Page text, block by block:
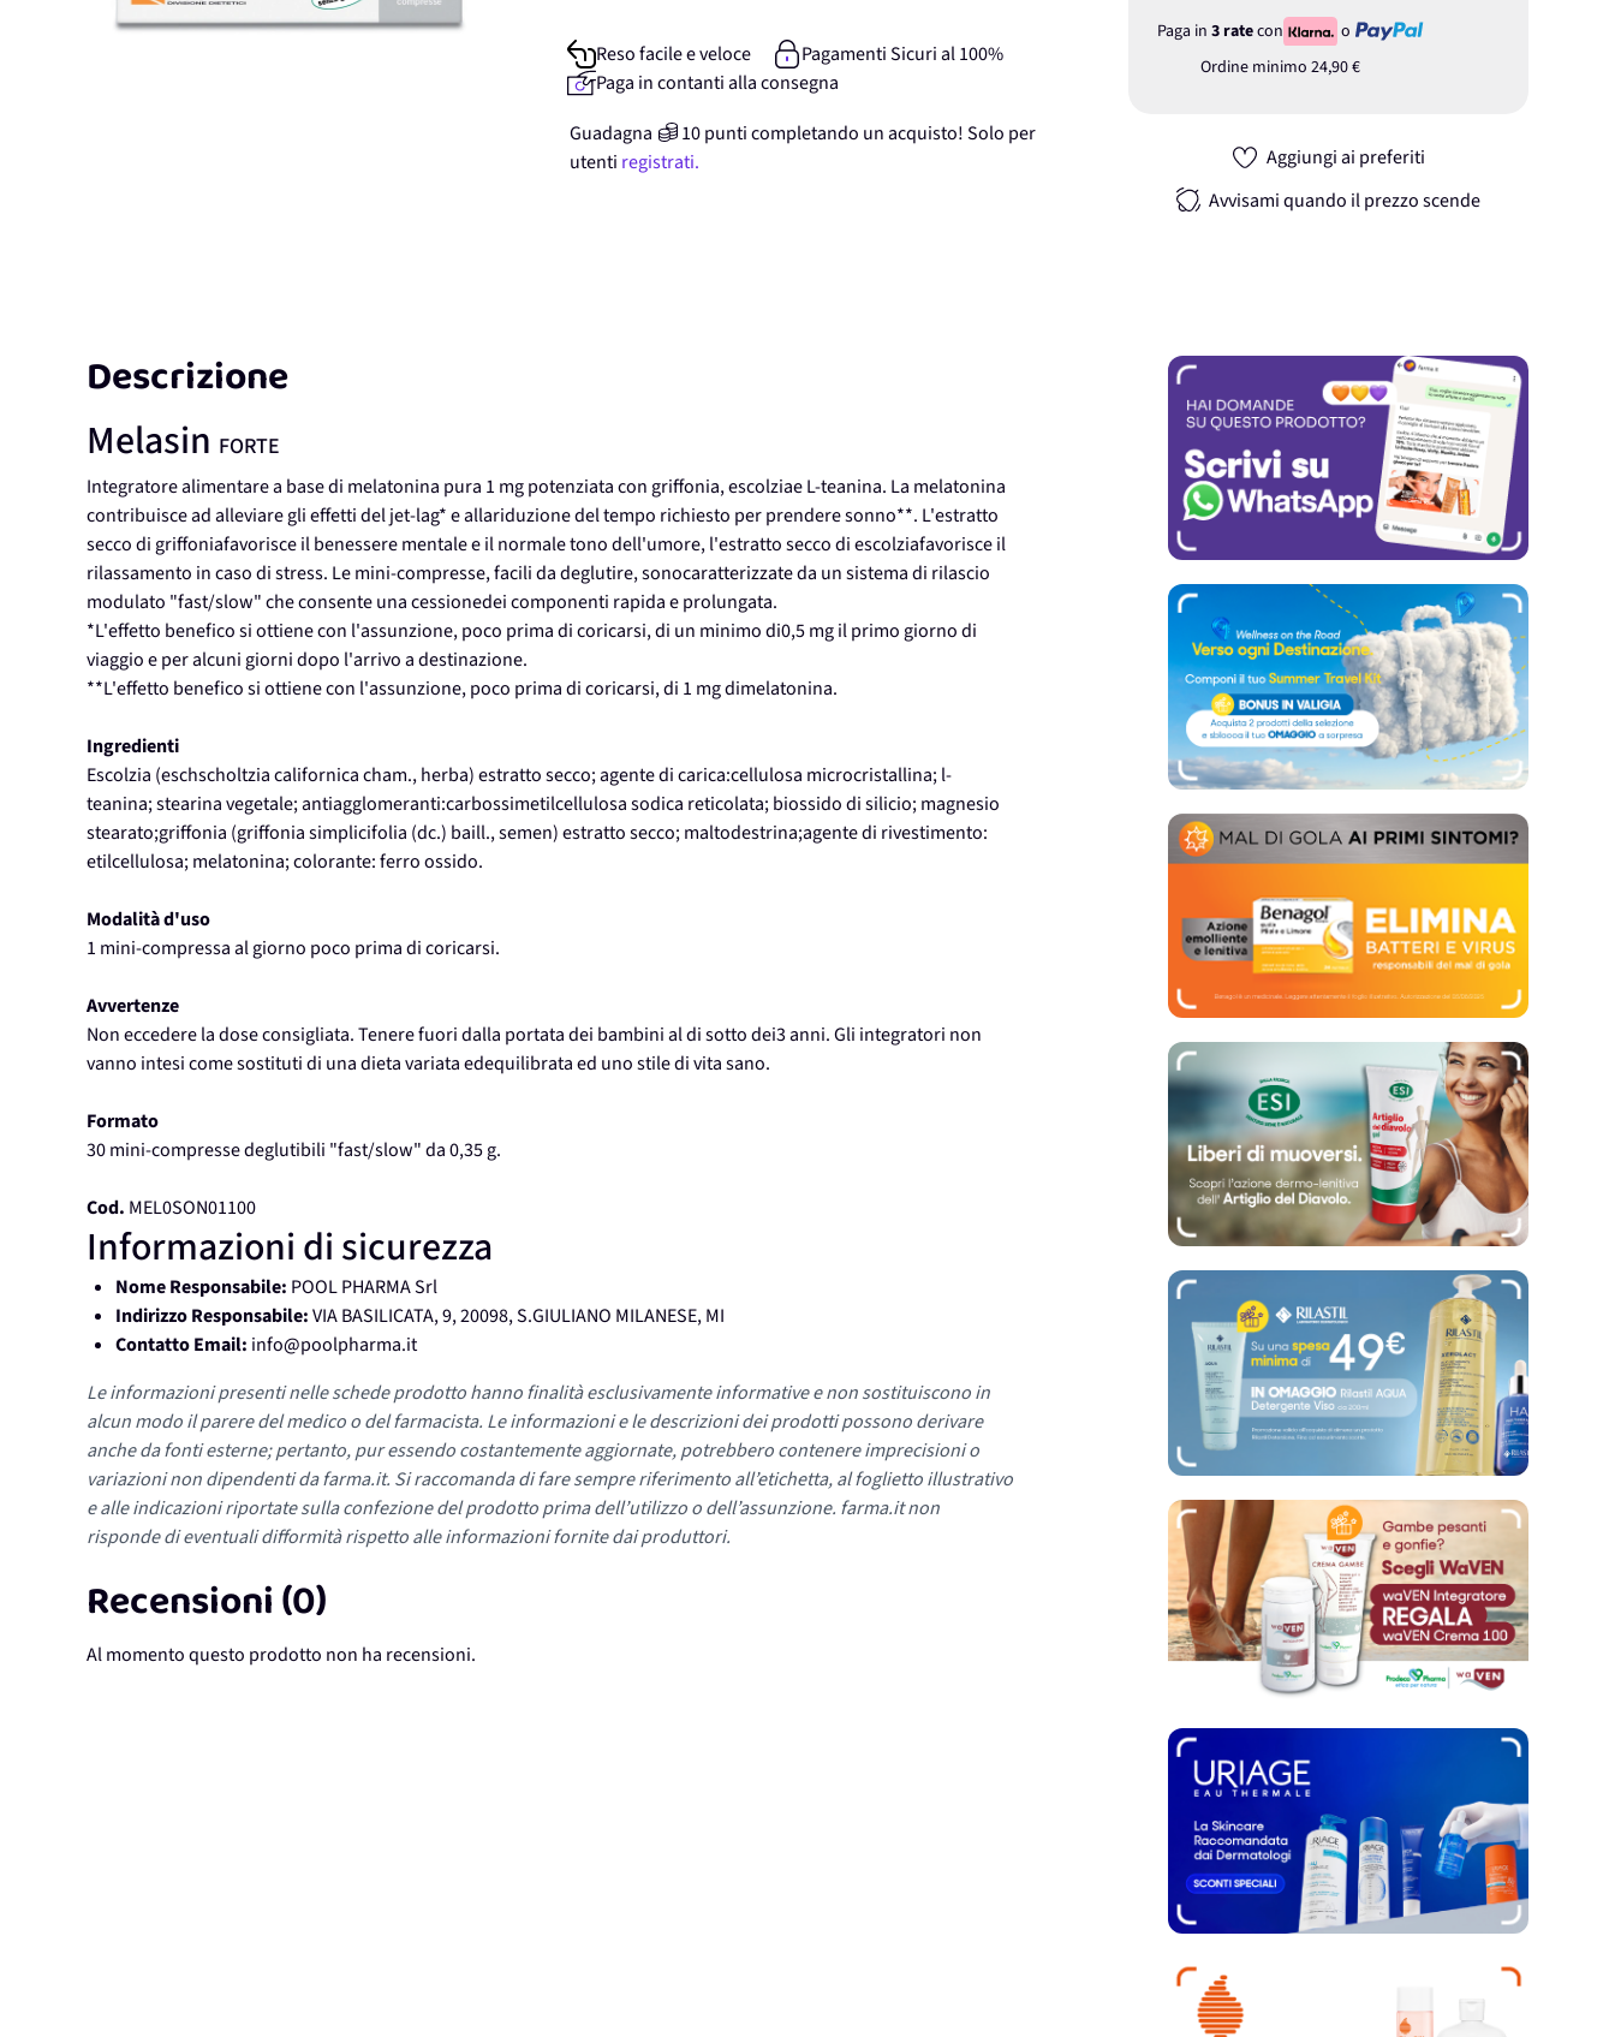
Paga in 3 ratecon
o
Ordine minimo 24,90 €
Aggiungi ai preferiti
Avvisami quando il prezzo scende
Reso facile e veloce
Pagamenti Sicuri al 100%
Paga in contanti alla consegna
Guadagna
10punticompletando un acquisto! Solo per
utenti registrati.
Descrizione
Melasin FORTE
Integratore alimentare a base di melatonina pura 1 mg potenziata con griffonia, escolziae L-teanina. La melatonina
contribuisce ad alleviare gli effetti del jet-lag* e allariduzione del tempo richiesto per prendere sonno**. L'estratto
secco di griffoniafavorisce il benessere mentale e il normale tono dell'umore, l'estratto secco di escolziafavorisce il
rilassamento in caso di stress. Le mini-compresse, facili da deglutire, sonocaratterizzate da un sistema di rilascio
modulato "fast/slow" che consente una cessionedei componenti rapida e prolungata.
*L'effetto benefico si ottiene con l'assunzione, poco prima di coricarsi, di un minimo di0,5 mg il primo giorno di
viaggio e per alcuni giorni dopo l'arrivo a destinazione.
**L'effetto benefico si ottiene con l'assunzione, poco prima di coricarsi, di 1 mg dimelatonina.
Ingredienti
Escolzia (eschscholtzia californica cham., herba) estratto secco; agente di carica:cellulosa microcristallina; l-
teanina; stearina vegetale; antiagglomeranti:carbossimetilcellulosa sodica reticolata; biossido di silicio; magnesio
stearato;griffonia (griffonia simplicifolia (dc.) baill., semen) estratto secco; maltodestrina;agente di rivestimento:
etilcellulosa; melatonina; colorante: ferro ossido.
Modalità d'uso
1 mini-compressa al giorno poco prima di coricarsi.
Avvertenze
Non eccedere la dose consigliata. Tenere fuori dalla portata dei bambini al di sotto dei3 anni. Gli integratori non
vanno intesi come sostituti di una dieta variata edequilibrata ed uno stile di vita sano.
Formato
30 mini-compresse deglutibili "fast/slow" da 0,35 g.
Cod. MEL0SON01100
Informazioni di sicurezza
Nome Responsabile: POOL PHARMA Srl
Indirizzo Responsabile:VIA BASILICATA, 9, 20098, S.GIULIANO MILANESE, MI
Contatto Email: info@poolpharma.it
Le informazioni presenti nelle schede prodotto hanno finalità esclusivamente informative e non sostituiscono in
alcun modo il parere del medico o del farmacista. Le informazioni e le descrizioni dei prodotti possono derivare
anche da fonti esterne; pertanto, pur essendo costantemente aggiornate, potrebbero contenere imprecisioni o
variazioni non dipendenti da farma.it. Si raccomanda di fare sempre riferimento all’etichetta, al foglietto illustrativo
e alle indicazioni riportate sulla confezione del prodotto prima dell’utilizzo o dell’assunzione. farma.it non
risponde di eventuali difformità rispetto alle informazioni fornite dai produttori.
Recensioni (0)
Al momento questo prodotto non ha recensioni.